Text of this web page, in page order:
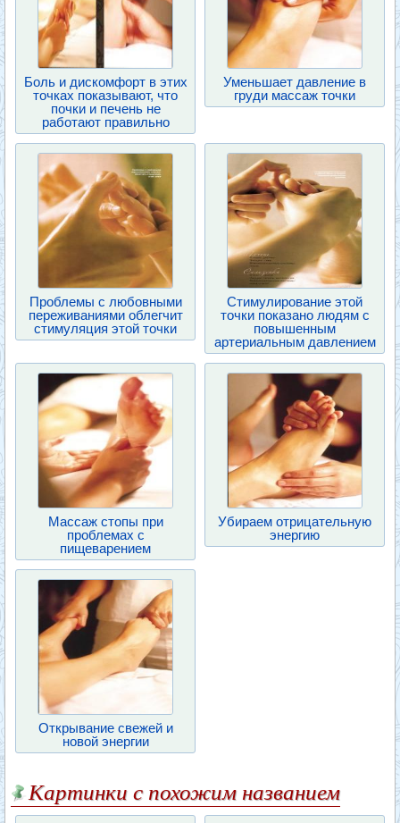
Боль и дискомфорт в этих
точках показывают, что
почки и печень не
работают правильно
Уменьшает давление в
груди массаж точки
Проблемы с любовными
переживаниями облегчит
стимуляция этой точки
Стимулирование этой
точки показано людям с
повышенным
артериальным давлением
Массаж стопы при
проблемах с
пищеварением
Убираем отрицательную
энергию
Открывание свежей и
новой энергии
Картинки с похожим названием